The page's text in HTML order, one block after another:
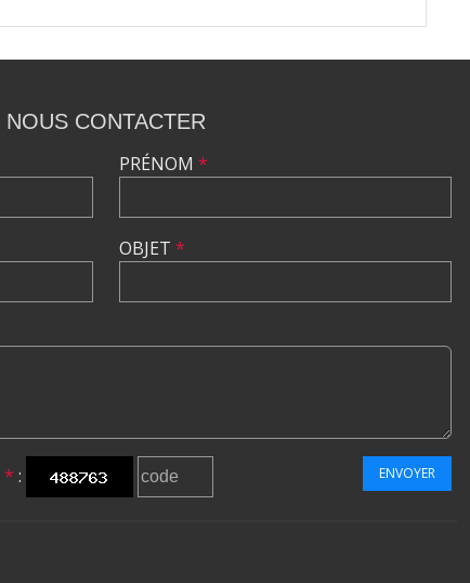
NOUS CONTACTER
PRÉNOM *
OBJET *
* : ENVOYER